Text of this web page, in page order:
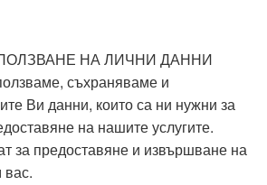
НА ЛИЧНИ ДАННИ
съхраняваме и
Ви данни, които са ни нужни за
на нашите услугите.
за предоставяне и извършване на
вас.